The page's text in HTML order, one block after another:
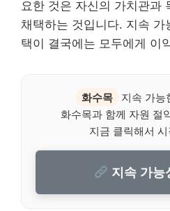
요한 것은 자신의 가치관과
채택하는 것입니다. 지속 가
택이 결국에는 모두에게 이
화수목
지속 가능
화수목과 함께 자원 절
지금 클릭해서
지속 가능